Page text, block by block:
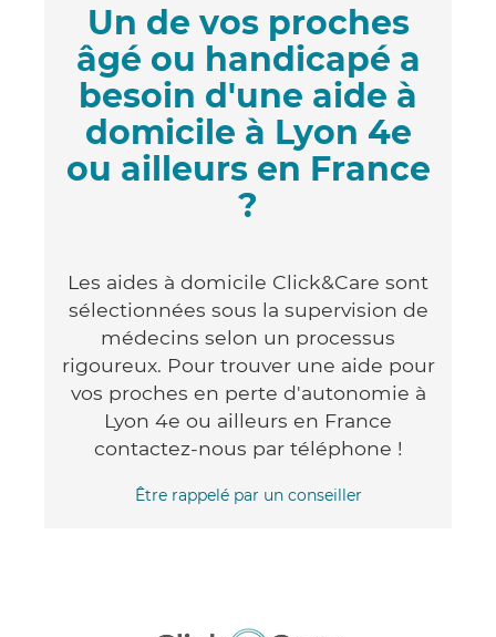
Un de vos proches
âgé ou handicapé a
besoin d'une aide à
domicile à Lyon 4e
ou ailleurs en France
?
Les aides à domicile Click&Care sont
sélectionnées sous la supervision de
médecins selon un processus
rigoureux. Pour trouver une aide pour
vos proches en perte d'autonomie à
Lyon 4e ou ailleurs en France
contactez-nous par téléphone !
Être rappelé par un conseiller